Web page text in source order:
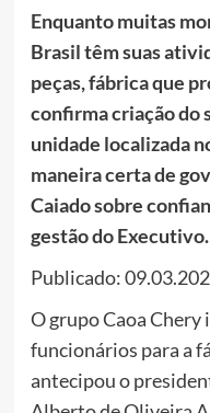
Enquanto muitas
Brasil têm suas
peças, fábrica que
confirma criação do
unidade localizada
maneira certa de
Caiado sobre
gestão do Executivo.
Publicado:
O grupo Caoa
funcionários para a
antecipou o